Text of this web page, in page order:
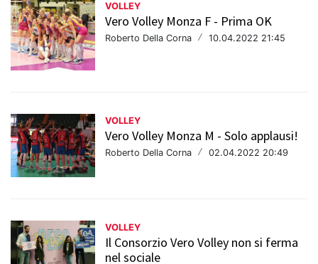
VOLLEY
Vero Volley Monza F - Prima OK
Roberto Della Corna / 10.04.2022 21:45
VOLLEY
Vero Volley Monza M - Solo applausi!
Roberto Della Corna / 02.04.2022 20:49
VOLLEY
Il Consorzio Vero Volley non si ferma
nel sociale